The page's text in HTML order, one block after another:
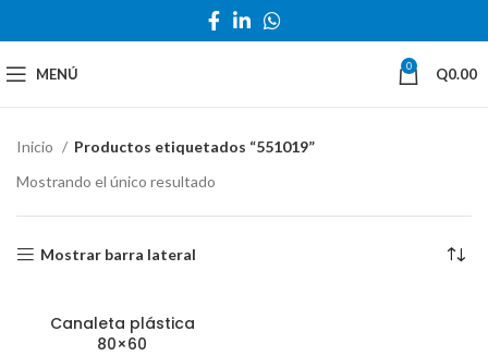
MENÚ 0 Q0.00
Inicio
Productos etiquetados “551019”
Mostrando el único resultado
Mostrar barra lateral
Canaleta plástica
80×60